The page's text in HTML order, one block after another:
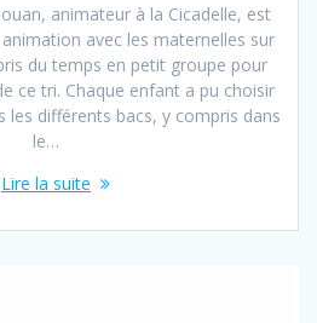
animateur à la Cicadelle, est
avec les maternelles sur
du temps en petit groupe pour
ce tri. Chaque enfant a pu choisir
les différents bacs, y compris dans
le…
Lire la suite